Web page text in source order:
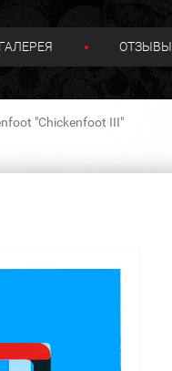
ГАЛЕРЕЯ ОТЗЫВЫ
"Chickenfoot III"